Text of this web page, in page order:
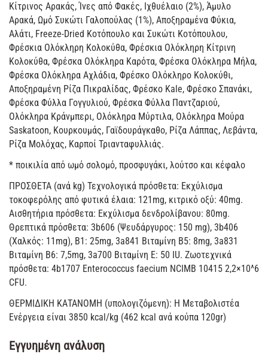
Κίτρινος Αρακάς, Ίνες από Φακές, Ιχθυέλαιο (2%), Άμυλο
Αρακά, Ωμό Συκώτι Γαλοπούλας (1%), Αποξηραμένα Φύκια,
Αλάτι, Freeze-Dried Κοτόπουλο και Συκώτι Κοτόπουλου,
Φρέσκια Ολόκληρη Κολοκύθα, Φρέσκια Ολόκληρη Κίτρινη
Κολοκύθα, Φρέσκα Ολόκληρα Καρότα, Φρέσκα Ολόκληρα Μήλα,
Φρέσκα Ολόκληρα Αχλάδια, Φρέσκο Ολόκληρο Κολοκύθι,
Αποξηραμένη Ρίζα Πικραλίδας, Φρέσκο Kale, Φρέσκο Σπανάκι,
Φρέσκα Φύλλα Γογγυλιού, Φρέσκα Φύλλα Παντζαριού,
Ολόκληρα Κράνμπερι, Ολόκληρα Μύρτιλα, Ολόκληρα Μούρα
Saskatoon, Κουρκουμάς, Γαϊδουράγκαθο, Ρίζα Λάππας, Λεβάντα,
Ρίζα Μολόχας, Καρποί Τριανταφυλλιάς.
* ποικιλία από ωμό σολομό, προσφυγάκι, λούτσο και κέφαλο
ΠΡΟΣΘΕΤΑ (ανά kg) Τεχνολογικά πρόσθετα: Εκχύλισμα
τοκοφερόλης από φυτικά έλαια: 121mg, κιτρικό οξύ: 40mg.
Αισθητήρια πρόσθετα: Εκχύλισμα δενδρολίβανου: 80mg.
Θρεπτικά πρόσθετα: 3b606 (Ψευδάργυρος: 150 mg), 3b406
(Χαλκός: 11mg), B1: 25mg, 3a841 Βιταμίνη B5: 8mg, 3a831
Βιταμίνη B6: 7,5mg, 3a700 Βιταμίνη E: 50 IU. Ζωοτεχνικά
πρόσθετα: 4b1707 Enterococcus faecium NCIMB 10415 2,2×10^6
CFU.
ΘΕΡΜΙΔΙΚΗ ΚΑΤΑΝΟΜΗ (υπολογιζόμενη): Η Μεταβολιστέα
Ενέργεια είναι 3850 kcal/kg (462 kcal ανά κούπα 120gr)
Εγγυημένη ανάλυση